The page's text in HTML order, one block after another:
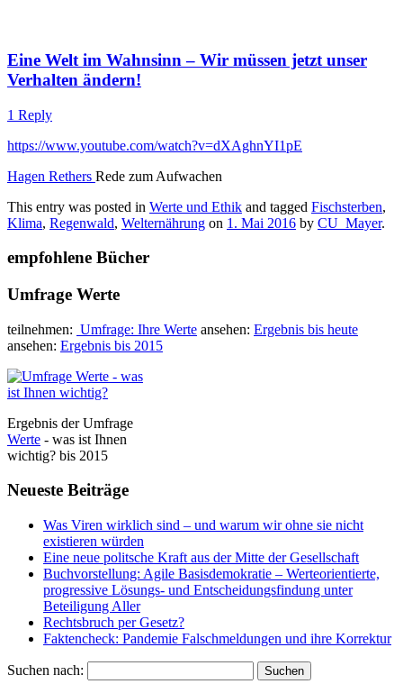
Eine Welt im Wahnsinn – Wir müssen jetzt unser
Verhalten ändern!
1 Reply
https://www.youtube.com/watch?v=dXAghnYI1pE
Hagen Rethers Rede zum Aufwachen
This entry was posted in Werte und Ethik and tagged Fischsterben,
Klima, Regenwald, Welternährung on 1. Mai 2016 by CU_Mayer.
empfohlene Bücher
Umfrage Werte
teilnehmen: Umfrage: Ihre Werte ansehen: Ergebnis bis heute
ansehen: Ergebnis bis 2015
Ergebnis der Umfrage
Werte - was ist Ihnen
wichtig? bis 2015
Neueste Beiträge
Was Viren wirklich sind – und warum wir ohne sie nicht
existieren würden
Eine neue politsche Kraft aus der Mitte der Gesellschaft
Buchvorstellung: Agile Basisdemokratie – Werteorientierte,
progressive Lösungs- und Entscheidungsfindung unter
Beteiligung Aller
Rechtsbruch per Gesetz?
Faktencheck: Pandemie Falschmeldungen und ihre Korrektur
Suchen nach: